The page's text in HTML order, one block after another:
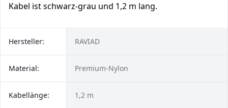
Kabel ist schwarz-grau und 1,2 m lang.
Hersteller: RAVIAD
Material: Premium-Nylon
Kabellänge: 1,2 m